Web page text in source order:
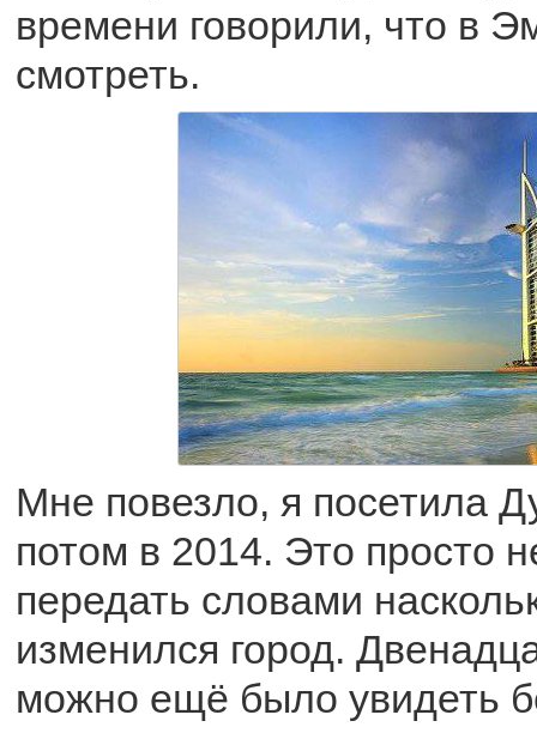
времени говорили, что в
смотреть.
Мне повезло, я посетила
потом в 2014. Это просто
передать словами
изменился город.
можно ещё было увидеть